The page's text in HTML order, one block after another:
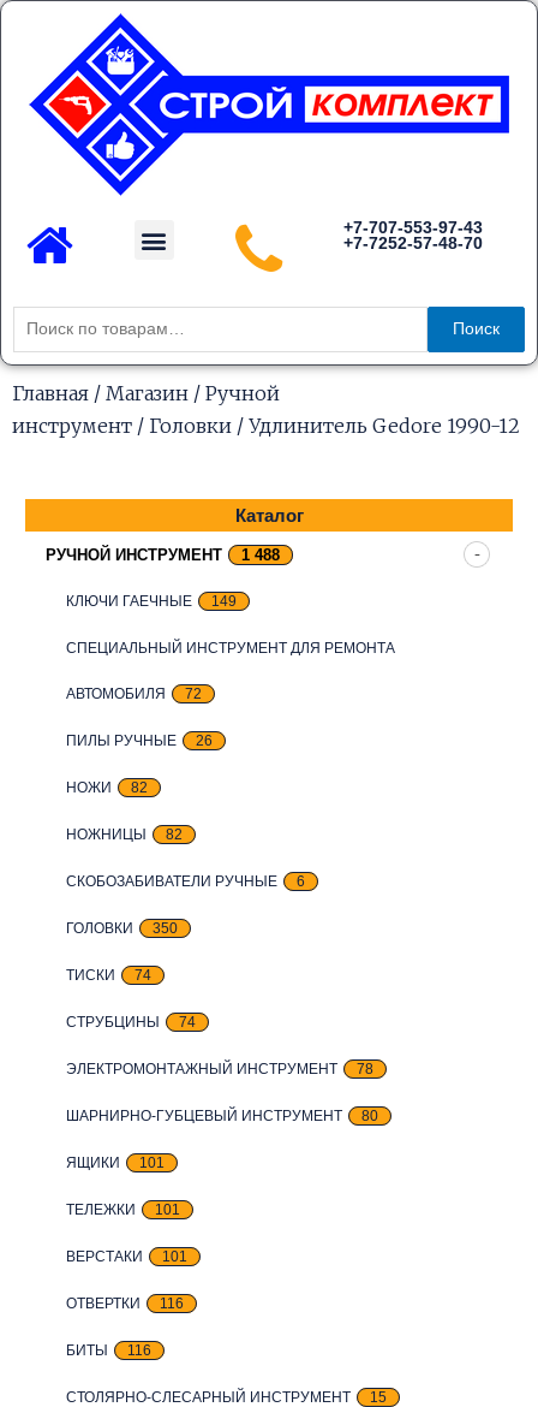
Перейти
содержимому
Menu
+7-707-553-97-43
+7-7252-57-48-70
Искать:
Поиск
Главная / Магазин / Ручной
инструмент / Головки / Удлинитель Gedore 1990-12
Каталог
РУЧНОЙ ИНСТРУМЕНТ 1 488
КЛЮЧИ ГАЕЧНЫЕ 149
СПЕЦИАЛЬНЫЙ ИНСТРУМЕНТ ДЛЯ РЕМОНТА
АВТОМОБИЛЯ 72
ПИЛЫ РУЧНЫЕ 26
НОЖИ 82
НОЖНИЦЫ 82
СКОБОЗАБИВАТЕЛИ РУЧНЫЕ 6
ГОЛОВКИ 350
ТИСКИ 74
СТРУБЦИНЫ 74
ЭЛЕКТРОМОНТАЖНЫЙ ИНСТРУМЕНТ 78
ШАРНИРНО-ГУБЦЕВЫЙ ИНСТРУМЕНТ 80
ЯЩИКИ 101
ТЕЛЕЖКИ 101
ВЕРСТАКИ 101
ОТВЕРТКИ 116
БИТЫ 116
СТОЛЯРНО-СЛЕСАРНЫЙ ИНСТРУМЕНТ 15